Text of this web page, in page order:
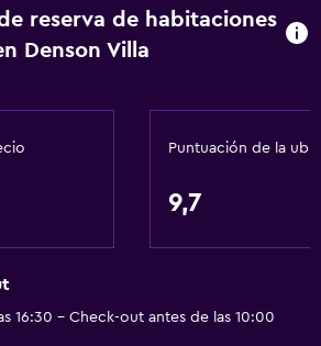
reserva de habitaciones
Denson Villa
Puntuación de la
9,7
16:30 - Check-out antes de las 10:00